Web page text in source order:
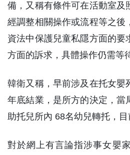
備，又稱有條件可在活動室及
經調整相關操作或流程等之後
資法中保護兒童私隱方面的要
方面的訴求，具體操作仍需等
韓衛又稱，早前涉及在托女嬰
年底結業，是所方的決定，當
助托兒所內 68名幼兒轉托，目
對於網上有言論指涉事女嬰